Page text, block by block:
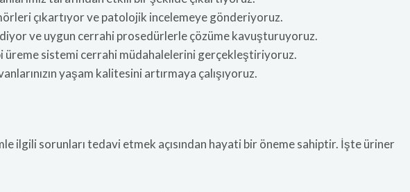
çıkartıyor ve patolojik incelemeye gönderiyoruz.
ve uygun cerrahi prosedürlerle çözüme kavuşturuyoruz.
üreme sistemi cerrahi müdahalelerini gerçekleştiriyoruz.
yaşam kalitesini artırmaya çalışıyoruz.
ilgili sorunları tedavi etmek açısından hayati bir öneme sahiptir. İşte üriner